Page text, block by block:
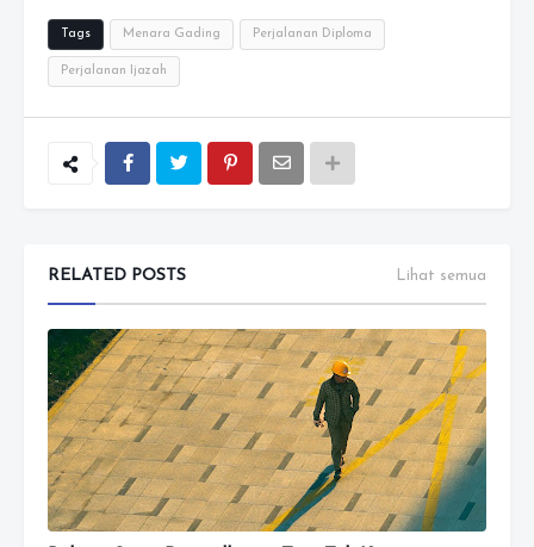
Tags Menara Gading Perjalanan Diploma
Perjalanan Ijazah
RELATED POSTS Lihat semua